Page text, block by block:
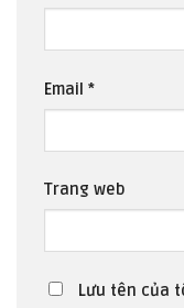
Email *
Trang web
Lưu tên của